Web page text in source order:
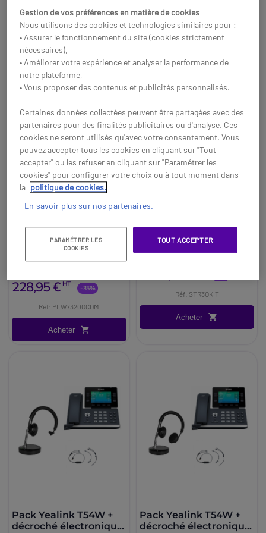
Acheter
Acheter
Poly Savi 7320 Office
Microsoft Teams
Un micro-casque binaural sans
fil pratique et performant, idéal
pour tous les professionnels.
228,95 € HT -35%
Réf: PLW7320OCDM
Acheter
Répéteur Stella Office
Amplificateur GSM, 3G et 4G
Réf: STR3OKIT
Acheter
Pack Yealink T54W +
décroché électronique
Pack Yealink T54W +
décroché électronique
Gestion de vos préférences en matière de cookies
Nous utilisons des cookies et technologies similaires pour :
• Assurer le fonctionnement du site (cookies strictement
nécessaires),
• Améliorer votre expérience et analyser la performance de
notre plateforme,
• Vous proposer des contenus et publicités personnalisés.
Certaines données collectées peuvent être partagées avec des
partenaires pour des finalités publicitaires ou d'analyse. Ces
cookies ne seront utilisés qu'avec votre consentement. Vous
pouvez accepter tous les cookies en cliquant sur "Tout
accepter" ou les refuser en cliquant sur "Paramétrer les
cookies" pour configurer votre choix ou à tout moment dans
la politique de cookies.
En savoir plus sur nos partenaires.
PARAMÉTRER LES
COOKIES
TOUT ACCEPTER